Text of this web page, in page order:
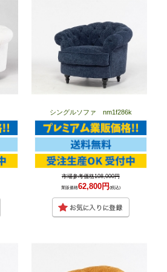
シングルソファ nm1f286k
市場参考価格108,000円
業販価格62,800円 (税込)